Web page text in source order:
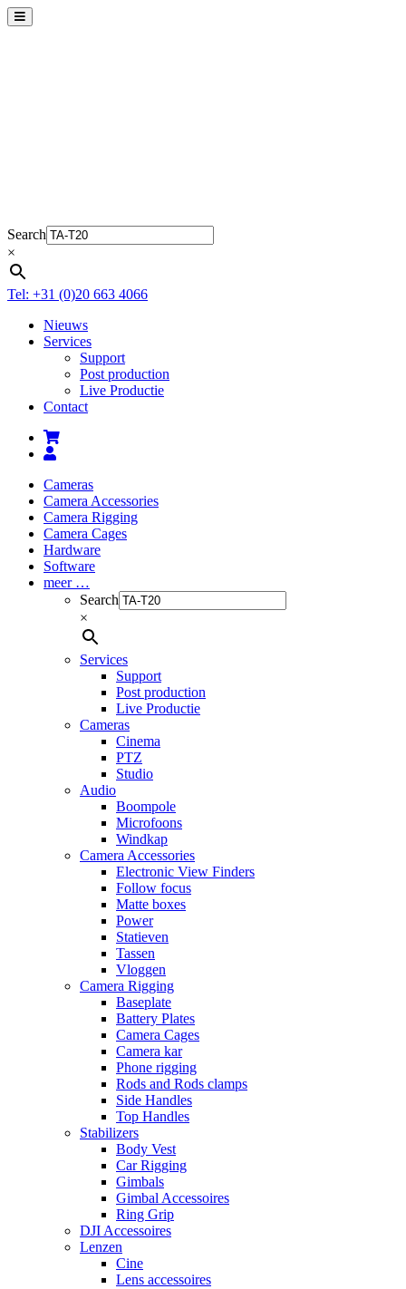
Search
×
Tel: +31 (0)20 663 4066
Nieuws
Services
Support
Post production
Live Productie
Contact
Cameras
Camera Accessories
Camera Rigging
Camera Cages
Hardware
Software
meer …
Search
×
Services
Support
Post production
Live Productie
Cameras
Cinema
PTZ
Studio
Audio
Boompole
Microfoons
Windkap
Camera Accessories
Electronic View Finders
Follow focus
Matte boxes
Power
Statieven
Tassen
Vloggen
Camera Rigging
Baseplate
Battery Plates
Camera Cages
Camera kar
Phone rigging
Rods and Rods clamps
Side Handles
Top Handles
Stabilizers
Body Vest
Car Rigging
Gimbals
Gimbal Accessoires
Ring Grip
DJI Accessoires
Lenzen
Cine
Lens accessoires